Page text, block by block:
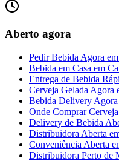
Aberto agora
Pedir Bebida Agora em
Bebida em Casa em
Entrega de Bebida
Cerveja Gelada Agora
Bebida Delivery Agora
Onde Comprar Cerveja
Delivery de Bebida
Distribuidora Aberta
Conveniência Aberta
Distribuidora Perto de